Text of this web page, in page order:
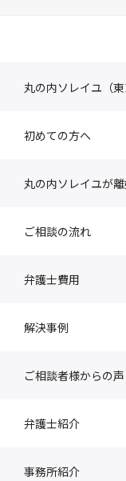
丸の内ソレイユ（
初めての方へ
丸の内ソレイユが
ご相談の流れ
弁護士費用
解決事例
ご相談者様からの声
弁護士紹介
事務所紹介